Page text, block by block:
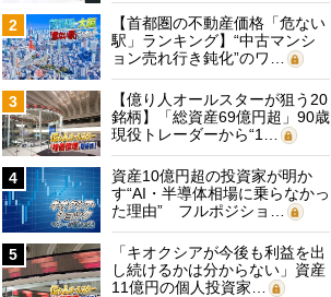
2
【首都圏の不動産価格「危ない
駅」ランキング】“中古マンシ
ョン売れ行き鈍化”のワ…
3
【億り人オールスターが狙う20
銘柄】「総資産69億円超」90歳
現役トレーダーから“1…
4
資産10億円超の投資家が明か
す“AI・半導体相場に乗らなかっ
た理由” フルポジショ…
5
「キオクシアが今後も利益を出
し続けるかは分からない」資産
11億円の個人投資家…